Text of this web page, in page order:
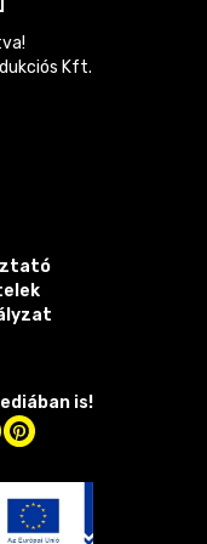
Kft.
is!